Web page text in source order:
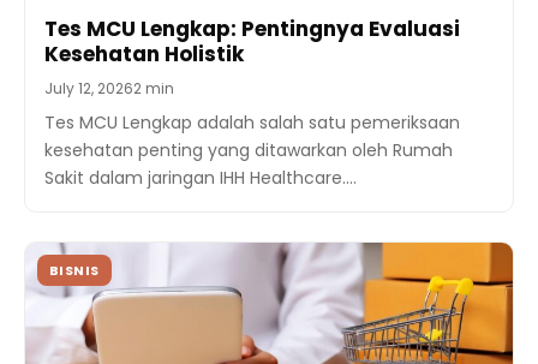
Tes MCU Lengkap: Pentingnya Evaluasi
Kesehatan Holistik
July 12, 20262 min
Tes MCU Lengkap adalah salah satu pemeriksaan
kesehatan penting yang ditawarkan oleh Rumah
Sakit dalam jaringan IHH Healthcare.…
BISNIS